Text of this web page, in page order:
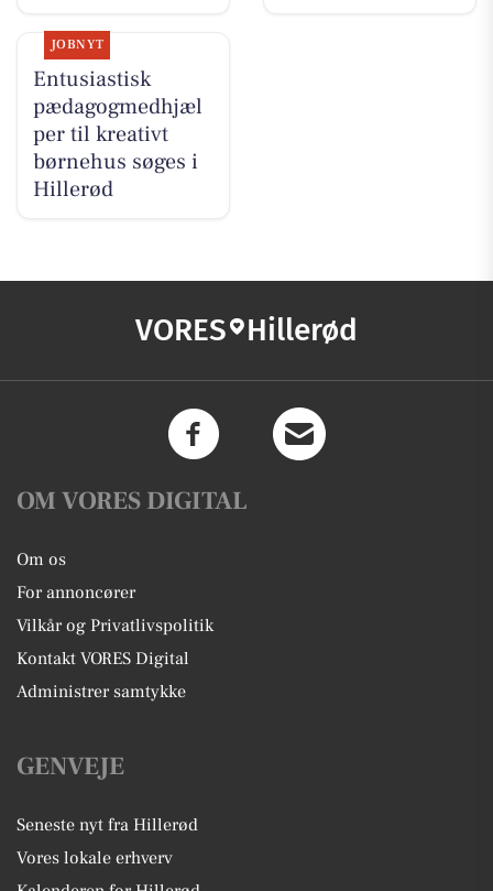
JOBNYT
Entusiastisk
pædagogmedhjæl
per til kreativt
børnehus søges i
Hillerød
VORES Hillerød
OM VORES DIGITAL
Om os
For annoncører
Vilkår og Privatlivspolitik
Kontakt VORES Digital
Administrer samtykke
GENVEJE
Seneste nyt fra Hillerød
Vores lokale erhverv